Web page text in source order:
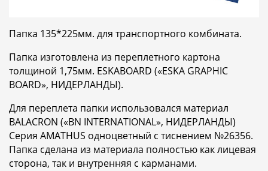
Папка 135*225мм. для транспортного комбината.
Папка изготовлена из переплетного картона
толщиной 1,75мм. ESKABOARD («ESKA GRAPHIC
BOARD», НИДЕРЛАНДЫ).
Для переплета папки использовался материал
BALACRON («BN INTERNATIONAL», НИДЕРЛАНДЫ)
Серия AMATHUS одноцветный с тиснением №26356.
Папка сделана из материала полностью как лицевая
сторона, так и внутренняя с карманами.